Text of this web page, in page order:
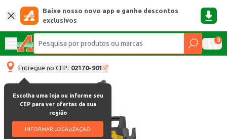
Baixe nosso novo app e ganhe descontos
exclusivos
0
Entregue no CEP: 02170-901
Escolha uma loja ou informe seu
CEP para ver ofertas da sua
região
INFORMAR LOCALIZAÇÃO